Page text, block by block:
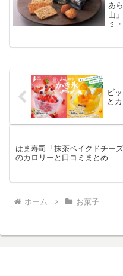
あ
山
ミ
な
赤
ビ
と
はま寿司「抹茶ベイクドチーズ
のカロリーと口コミまとめ
ホーム お菓子